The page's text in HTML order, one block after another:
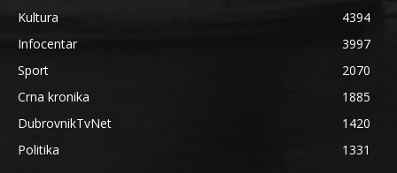
Kultura
4394
Infocentar
3997
Sport
2070
Crna kronika
1885
DubrovnikTvNet
1420
Politika
1331